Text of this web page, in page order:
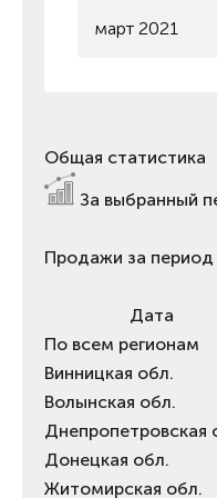
март 2021
Общая статистика
За выбранный
Продажи за период
Дата
По всем регионам
Винницкая обл.
Волынская обл.
Днепропетровская
Донецкая обл.
Житомирская обл.